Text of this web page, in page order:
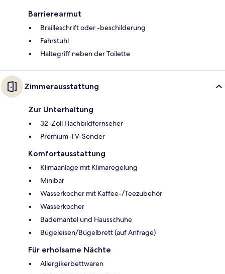
Barrierearmut
Brailleschrift oder -beschilderung
Fahrstuhl
Haltegriff neben der Toilette
Zimmerausstattung
Zur Unterhaltung
32-Zoll Flachbildfernseher
Premium-TV-Sender
Komfortausstattung
Klimaanlage mit Klimaregelung
Minibar
Wasserkocher mit Kaffee-/Teezubehör
Wasserkocher
Bademäntel und Hausschuhe
Bügeleisen/Bügelbrett (auf Anfrage)
Für erholsame Nächte
Allergikerbettwaren